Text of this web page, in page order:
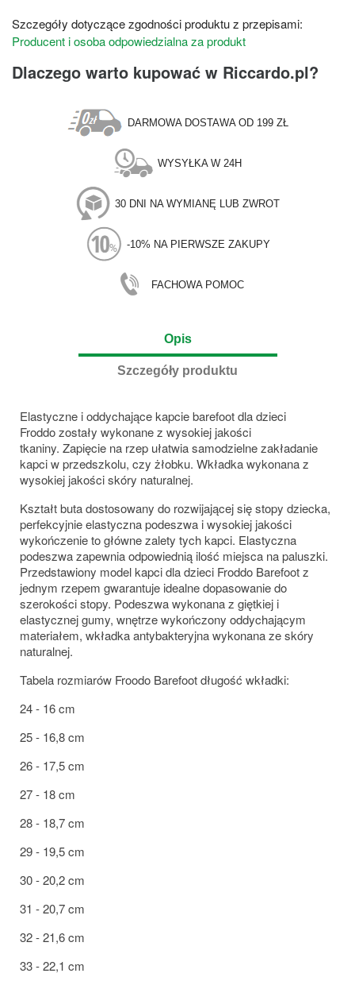
Szczegóły dotyczące zgodności produktu z przepisami:
Producent i osoba odpowiedzialna za produkt
Dlaczego warto kupować w Riccardo.pl?
DARMOWA DOSTAWA OD 199 ZŁ
WYSYŁKA W 24H
30 DNI NA WYMIANĘ LUB ZWROT
-10% NA PIERWSZE ZAKUPY
FACHOWA POMOC
Opis
Szczegóły produktu
Elastyczne i oddychające kapcie barefoot dla dzieci
Froddo zostały wykonane z wysokiej jakości
tkaniny. Zapięcie na rzep ułatwia samodzielne zakładanie
kapci w przedszkolu, czy żłobku. Wkładka wykonana z
wysokiej jakości skóry naturalnej.
Kształt buta dostosowany do rozwijającej się stopy dziecka,
perfekcyjnie elastyczna podeszwa i wysokiej jakości
wykończenie to główne zalety tych kapci. Elastyczna
podeszwa zapewnia odpowiednią ilość miejsca na paluszki.
Przedstawiony model kapci dla dzieci Froddo Barefoot z
jednym rzepem gwarantuje idealne dopasowanie do
szerokości stopy. Podeszwa wykonana z giętkiej i
elastycznej gumy, wnętrze wykończony oddychającym
materiałem, wkładka antybakteryjna wykonana ze skóry
naturalnej.
Tabela rozmiarów Froodo Barefoot długość wkładki:
24 - 16 cm
25 - 16,8 cm
26 - 17,5 cm
27 - 18 cm
28 - 18,7 cm
29 - 19,5 cm
30 - 20,2 cm
31 - 20,7 cm
32 - 21,6 cm
33 - 22,1 cm